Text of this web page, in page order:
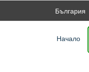
България
Начало